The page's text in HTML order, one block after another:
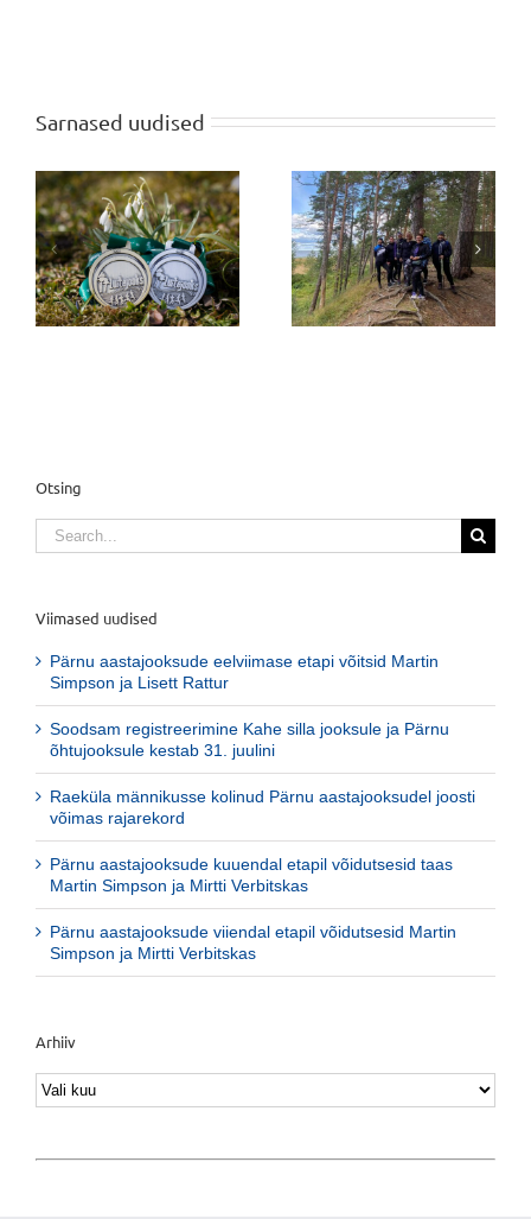
Sarnased uudised
Täna algas virtuaalne
Luitejooks
Luitejooks toimub 17.
aprillil kindla peale
Otsing
Search
for:
Viimased uudised
Pärnu aastajooksude eelviimase etapi võitsid Martin
Simpson ja Lisett Rattur
Soodsam registreerimine Kahe silla jooksule ja Pärnu
õhtujooksule kestab 31. juulini
Raeküla männikusse kolinud Pärnu aastajooksudel joosti
võimas rajarekord
Pärnu aastajooksude kuuendal etapil võidutsesid taas
Martin Simpson ja Mirtti Verbitskas
Pärnu aastajooksude viiendal etapil võidutsesid Martin
Simpson ja Mirtti Verbitskas
Arhiiv
Arhiiv